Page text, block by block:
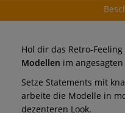
Hol dir das Retro-
Modellen im
Setze Statements mit
arbeite die Modelle in
dezenteren Look.